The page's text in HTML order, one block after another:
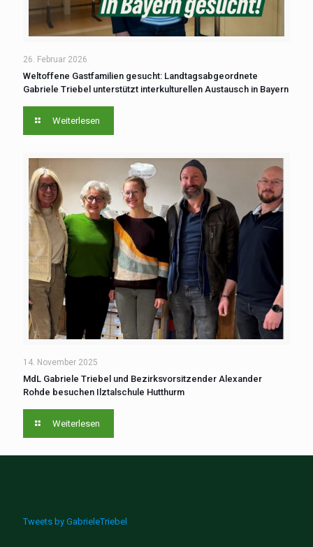
26. Februar 2026
Weltoffene Gastfamilien gesucht: Landtagsabgeordnete
Gabriele Triebel ‍unterstützt interkulturellen Austausch ‍in ‍Bayern
Weiterlesen
14. November 2025
MdL Gabriele Triebel und Bezirksvorsitzender Alexander
Rohde besuchen Ilztalschule Hutthurm
Weiterlesen
Tweets by GabrieleTriebel